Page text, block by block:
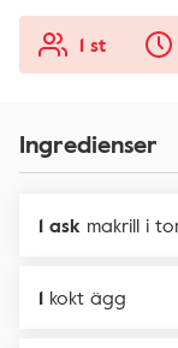
1 st
Ingredienser
1 ask makrill i
1 kokt ägg